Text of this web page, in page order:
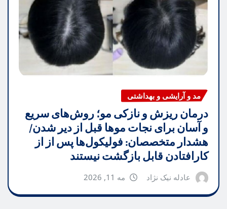
مد و آرایشی و بهداشتی
درمان ریزش و نازکی مو؛ روش‌های سریع
و آسان برای نجات موها قبل از دیر شدن/
هشدار متخصصان: فولیکول‌ها پس از از
کارافتادن قابل بازگشت نیستند
عادله نیک نژاد مه 11, 2026